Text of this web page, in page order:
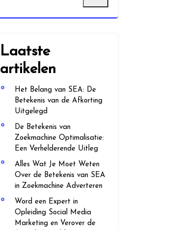
Laatste
artikelen
Het Belang van SEA: De
Betekenis van de Afkorting
Uitgelegd
De Betekenis van
Zoekmachine Optimalisatie:
Een Verhelderende Uitleg
Alles Wat Je Moet Weten
Over de Betekenis van SEA
in Zoekmachine Adverteren
Word een Expert in
Opleiding Social Media
Marketing en Verover de